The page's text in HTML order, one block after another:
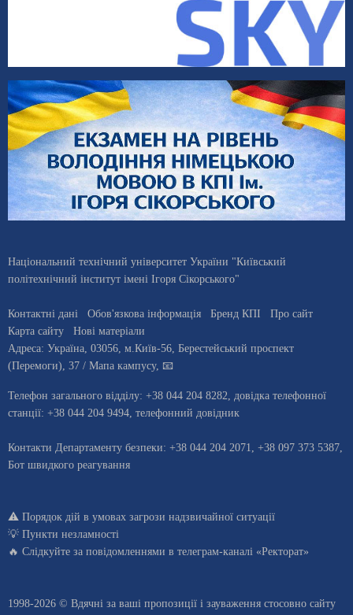
Національний технічний університет України "Київський
політехнічний інститут імені Ігоря Сікорського"
Контактні дані Обов'язкова інформація Бренд КПІ
Про сайт
Карта сайту
Нові матеріали
Адреса: Україна 03056 , м. Київ-56, Берестейський проспект
(Перемоги), 37 / Мапа кампусу, 📧
Телефон загального відділу: +38 044 204 8282, довiдка телефонної
станцiї: +38 044 204 9494, телефонний довідник
Контакти Департаменту безпеки: +38 044 204 2071, +38 097 373 5387,
Бот швидкого реагування
⚠️ Порядок дій в умовах загрози надзвичайної ситуації
💡 Пункти незламності
🔥 Слідкуйте за повідомленнями в телеграм-каналі «Ректорат»
1998-2026 © Вдячні за ваші пропозиції і зауваження стосовно сайту